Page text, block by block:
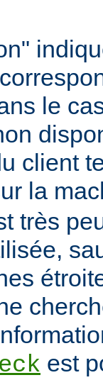
le
client
la
très
est